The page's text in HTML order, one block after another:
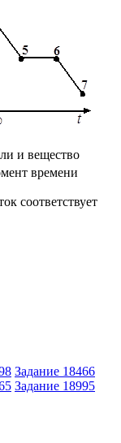
и вещество
времени
соответствует
Задание 18466
Задание 18995